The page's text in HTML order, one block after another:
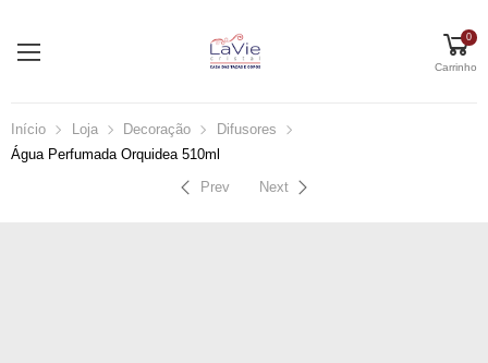
0
Carrinho
Início Loja Decoração
Difusores
Água Perfumada Orquidea 510ml
Prev Next